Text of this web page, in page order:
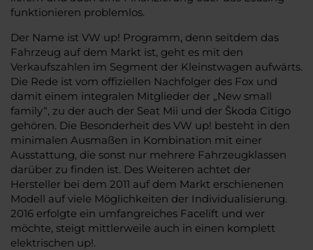
funktionieren problemlos.
Der Name ist VW up! Programm, denn seitdem das
Fahrzeug auf dem Markt ist, geht es mit den
Verkaufszahlen im Segment der Kleinstwagen aufwärts.
Die Rede ist vom offiziellen Nachfolger des Fox und
damit einem integralen Mitglieder der „New small
family“, zu der auch der Seat Mii und der Škoda Citigo
gehören. Die Besonderheit des VW up! besteht in den
minimalen Ausmaßen in Kombination mit einer
Ausstattung, die sonst nur mehrere Fahrzeugklassen
darüber zu finden ist. Des Weiteren achtet der
Hersteller bei dem 2011 auf dem Markt erschienenen
Modell auf viele Möglichkeiten der Individualisierung.
2016 erfolgte ein umfangreiches Facelift und wer
möchte, steigt mittlerweile auch in einen komplett
elektrischen up!.